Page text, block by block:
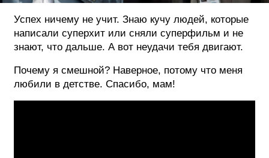
Успех ничему не учит. Знаю кучу людей, которые
написали суперхит или сняли суперфильм и не
знают, что дальше. А вот неудачи тебя двигают.
Почему я смешной? Наверное, потому что меня
любили в детстве. Спасибо, мам!